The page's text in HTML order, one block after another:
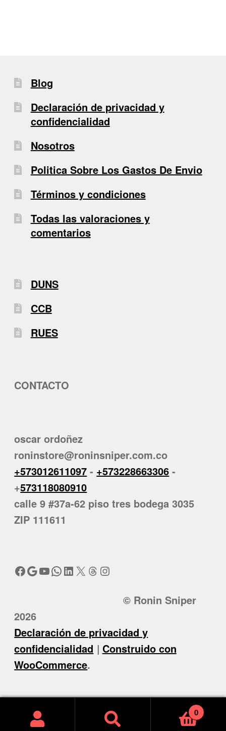
Blog
Declaración de privacidad y
confidencialidad
Nosotros
Politica Sobre Los Gastos De Envio
Términos y condiciones
Todas las valoraciones y
comentarios
DUNS
CCB
RUES
CONTACTO
oscar ordoñez
roninstore@roninsniper.com.co
+573012611097 - +573228663306 -
+573118080910
calle 9 #37a-62 piso tres bodega 3035
ZIP 111611
Facebook
Google
YouTube
WhatsApp
LinkedIn
X Threads
Instagram
© Ronin Sniper
2026
Declaración de privacidad y
confidencialidad
Construido con
WooCommerce.
0